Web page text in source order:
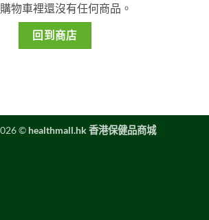
物車裡還沒有任何商品。
回到商店
© healthmall.hk 香港保健品商城